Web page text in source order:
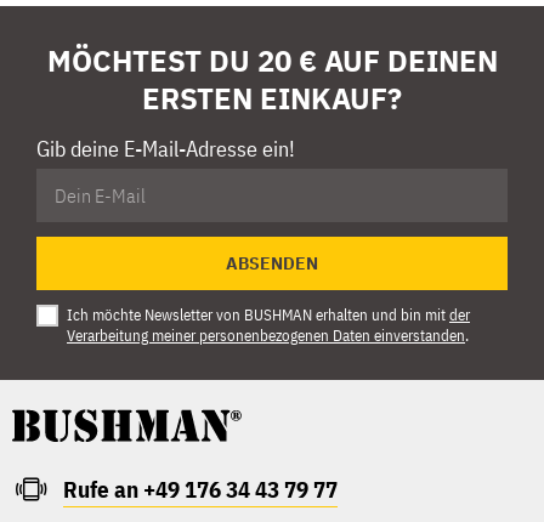
MÖCHTEST DU 20 € AUF DEINEN
ERSTEN EINKAUF?
Gib deine E-Mail-Adresse ein!
ABSENDEN
Ich möchte Newsletter von BUSHMAN erhalten und bin mitder
Verarbeitung meiner personenbezogenen Daten einverstanden.
Rufe an +49 176 34 43 79 77